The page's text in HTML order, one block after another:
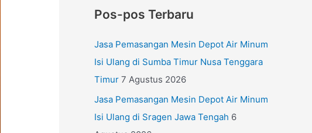
Pos-pos Terbaru
Jasa Pemasangan Mesin Depot Air Minum
Isi Ulang di Sumba Timur Nusa Tenggara
Timur 7 Agustus 2026
Jasa Pemasangan Mesin Depot Air Minum
Isi Ulang di Sragen Jawa Tengah 6